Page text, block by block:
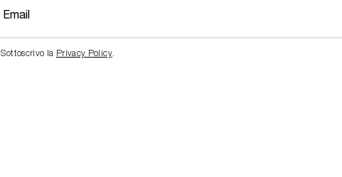
Sottoscrivo la Privacy Policy.